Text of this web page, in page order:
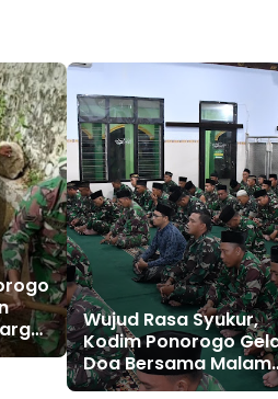
Wujud Rasa Syukur,
Kodim Ponorogo
Doa Bersama Malam
Tahun Baru 2026